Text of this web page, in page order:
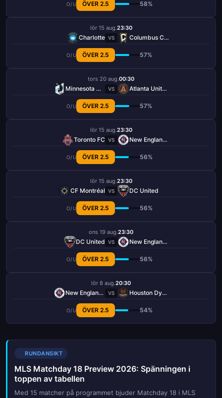
O/U ÖVER 2.5 58%
lör 15 aug.23:30
Charlotte VS Columbus Crew
O/U ÖVER 2.5 57%
tors 20 aug.00:30
Minnesota United FC VS Atlanta United FC
O/U ÖVER 2.5 57%
lör 15 aug.23:30
Toronto FC VS New England Revolution
O/U ÖVER 2.5 56%
lör 15 aug.23:30
CF Montréal VS DC United
O/U ÖVER 2.5 56%
ons 19 aug.23:30
DC United VS New England Revolution
O/U ÖVER 2.5 56%
lör 8 aug.20:30
New England Revolution VS Houston Dynamo
O/U ÖVER 2.5 54%
RUNDANSIKT
MLS Matchday 18 Preview 2026: Spänningen i
toppen av tabellen
Med 15 matcher på programmet bjuder Matchday 18 i MLS